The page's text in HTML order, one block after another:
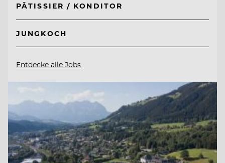
PÂTISSIER / KONDITOR
JUNGKOCH
Entdecke alle Jobs